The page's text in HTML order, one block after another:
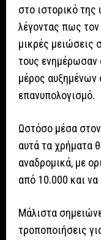
στο ιστορικό της
λέγοντας πως τον
μικρές μειώσεις
τους ενημέρωσαν
μέρος αυξημένων
επανυπολογισμό.
Ωστόσο μέσα
αυτά τα χρήματα
αναδρομικά, με
από 10.000 και
Μάλιστα
τροποποιήσεις